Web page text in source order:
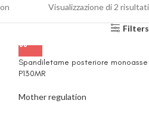
Visualizzazione di 2 risultati
Filters
Spandiletame posteriore monoasse
P130MR
Mother regulation